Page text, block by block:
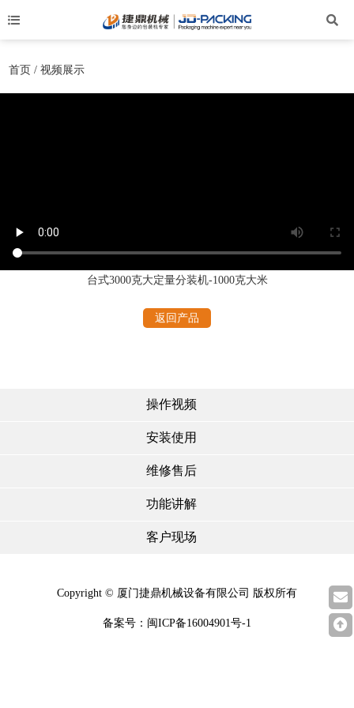
首页 / 视频展示
台式3000克大定量分装机-1000克大米
返回产品
操作视频
安装使用
维修售后
功能讲解
客户现场
Copyright © 厦门捷鼎机械设备有限公司 版权所有
备案号： 闽ICP备16004901号-1